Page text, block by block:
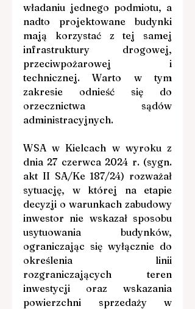
władaniu jednego podmiotu, a
nadto projektowane budynki
mają korzystać z tej samej
infrastruktury drogowej,
przeciwpożarowej i
technicznej. Warto w tym
zakresie odnieść się do
orzecznictwa sądów
administracyjnych.
WSA w Kielcach w wyroku z
dnia 27 czerwca 2024 r. (sygn.
akt II SA/Ke 187/24) rozważał
sytuację, w której na etapie
decyzji o warunkach zabudowy
inwestor nie wskazał sposobu
usytuowania budynków,
ograniczając się wyłącznie do
określenia linii
rozgraniczających teren
inwestycji oraz wskazania
powierzchni sprzedaży w